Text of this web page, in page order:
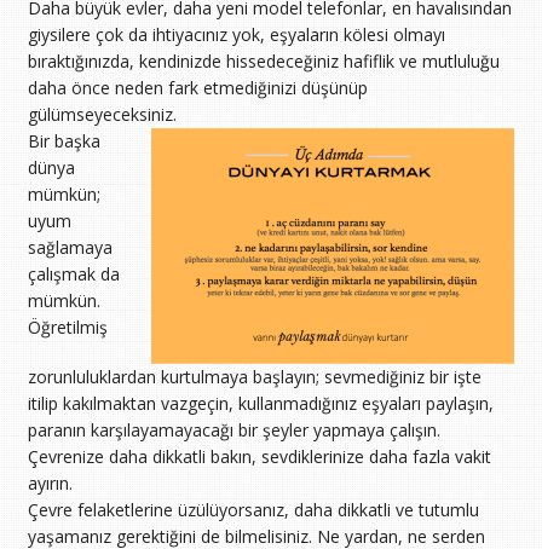
Daha büyük evler, daha yeni model telefonlar, en havalısından
giysilere çok da ihtiyacınız yok, eşyaların kölesi olmayı
bıraktığınızda, kendinizde hissedeceğiniz hafiflik ve mutluluğu
daha önce neden fark etmediğinizi düşünüp
gülümseyeceksiniz.
Bir başka
dünya
mümkün;
uyum
sağlamaya
çalışmak da
mümkün.
Öğretilmiş
zorunluluklardan kurtulmaya başlayın; sevmediğiniz bir işte
itilip kakılmaktan vazgeçin, kullanmadığınız eşyaları paylaşın,
paranın karşılayamayacağı bir şeyler yapmaya çalışın.
Çevrenize daha dikkatli bakın, sevdiklerinize daha fazla vakit
ayırın.
Çevre felaketlerine üzülüyorsanız, daha dikkatli ve tutumlu
yaşamanız gerektiğini de bilmelisiniz. Ne yardan, ne serden